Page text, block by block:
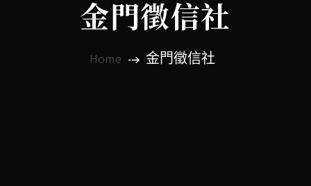
金門徵信社
Home 金門徵信社